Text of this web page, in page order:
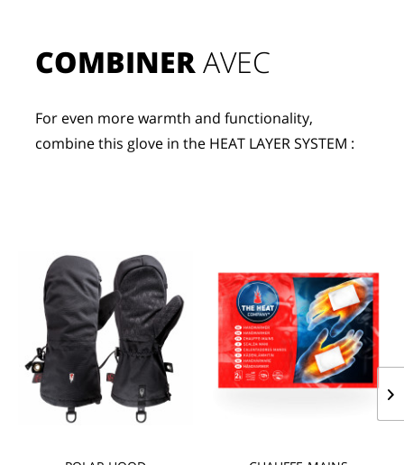
COMBINER AVEC
For even more warmth and functionality,
combine this glove in the HEAT LAYER SYSTEM :